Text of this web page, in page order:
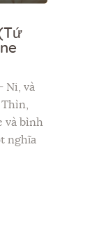
Ni, và
và bình
nghĩa